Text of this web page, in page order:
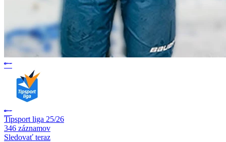
Tipsport liga 25/26
346 záznamov
Sledovať teraz